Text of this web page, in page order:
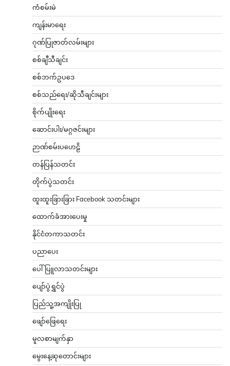
ကံစမ်းမဲ
ကျန်းမာရေး
ဂုဏ်ပြုဇာတ်လမ်းများ
စစ်ချီသီချင်း
စစ်ဘက်ဥပဒေ
စစ်သည်ရေး/ဆိုသီချင်းများ
စိုက်ပျိုးရေး
ဆောင်းပါး/မဂ္ဂဇင်းများ
ဉာဏ်စမ်းပဟေဠိ
တန်ပြန်သတင်း
တိုက်ပွဲသတင်း
ထူးထူးခြားခြား Facebook သတင်းများ
ထောက်ခံအားပေးမှု
နိုင်ငံတကာသတင်း
ပညာပေး
ပေါ်ပြူလာသတင်းများ
ပျော်ပွဲရွှင်ပွဲ
ပြည်သူ့အကျိုးပြု
ဖျော်ဖြေရေး
မူလစာမျက်နှာ
မွေးနေ့ဆုတောင်းများ